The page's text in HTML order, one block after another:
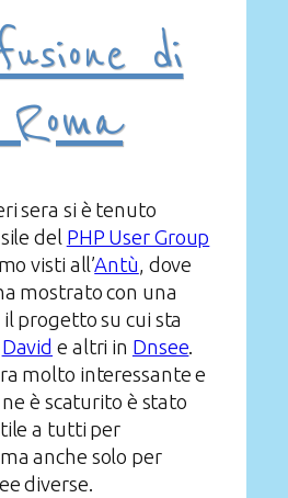
di
sera si è tenuto
del PHP User Group
visti all’Antù , dove
mostrato con una
progetto su cui sta
David e altri in Dnsee
molto interessante e
è scaturito è stato
a tutti per
anche solo per
diverse.